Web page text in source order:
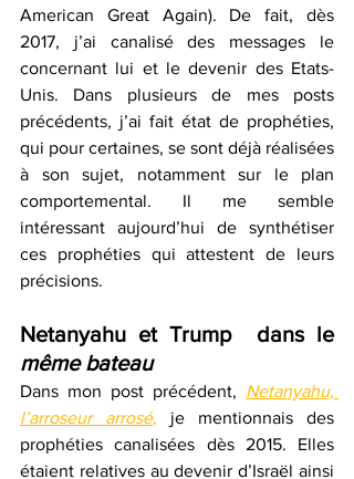
American Great Again). De fait, dès
2017, j’ai canalisé des messages le
concernant lui et le devenir des Etats-
Unis. Dans plusieurs de mes posts
précédents, j’ai fait état de prophéties,
qui pour certaines, se sont déjà réalisées
à son sujet, notamment sur le plan
comportemental. Il me semble
intéressant aujourd’hui de synthétiser
ces prophéties qui attestent de leurs
précisions.
Netanyahu et Trump  dans le
même bateau
Dans mon post précédent, Netanyahu,
l’arroseur arrosé, je mentionnais des
prophéties canalisées dès 2015. Elles
étaient relatives au devenir d’Israël ainsi